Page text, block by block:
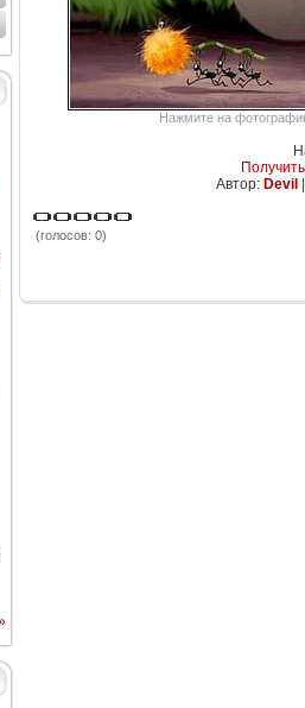
Нажмите на
Автор: Devil
(голосов: 0)